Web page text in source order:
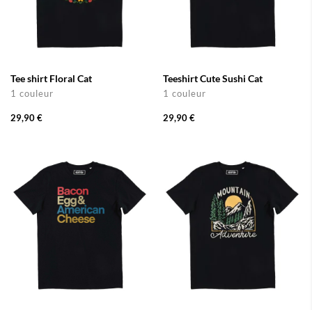
Tee shirt Floral Cat
1 couleur
29,90 €
Teeshirt Cute Sushi Cat
1 couleur
29,90 €